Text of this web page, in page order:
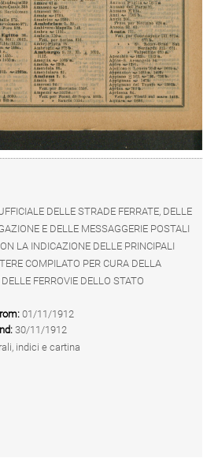
DELLE STRADE FERRATE, DELLE
E DELLE MESSAGGERIE POSTALI
LA INDICAZIONE DELLE PRINCIPALI
COMPILATO PER CURA DELLA
FERROVIE DELLO STATO
01/11/1912
30/11/1912
indici e cartina